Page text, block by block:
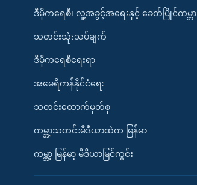
ဒီမိုကရေစီ၊ လူ့အခွင့်အရေးနှင့် ခေတ်ပြိုင်ကမ္ဘာ
သတင်းသုံးသပ်ချက်
ဒီမိုကရေစီရေးရာ
အမေရိကန်နိုင်ငံရေး
သတင်းထောက်မှတ်စု
ကမ္ဘာ့သတင်းမီဒီယာထဲက မြန်မာ
ကမ္ဘာ့ မြန်မာ့ မီဒီယာမြင်ကွင်း